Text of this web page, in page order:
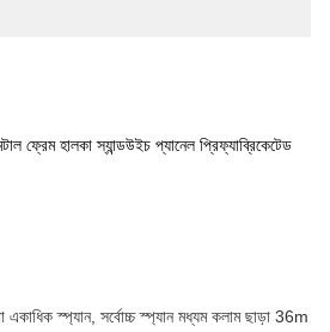
ফ্রেম হালকা স্যান্ডউইচ প্যানেল প্রিফ্যাব্রিকেটেড
স্প্যান, সর্বোচ্চ স্প্যান মধ্যম কলাম ছাড়া 36m